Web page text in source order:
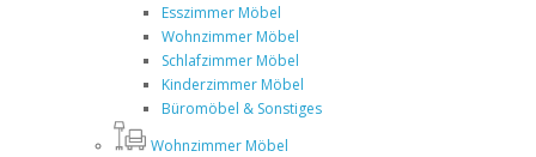
Esszimmer Möbel
Wohnzimmer Möbel
Schlafzimmer Möbel
Kinderzimmer Möbel
Büromöbel & Sonstiges
Wohnzimmer Möbel